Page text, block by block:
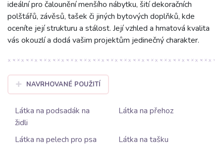
ideální pro čalounění menšího nábytku, šití dekoračních
polštářů, závěsů, tašek či jiných bytových doplňků, kde
oceníte její strukturu a stálost. Její vzhled a hmatová kvalita
vás okouzlí a dodá vašim projektům jedinečný charakter.
NAVRHOVANÉ POUŽITÍ
Látka na podsadák na
židli
Látka na přehoz
Látka na pelech pro psa
Látka na tašku